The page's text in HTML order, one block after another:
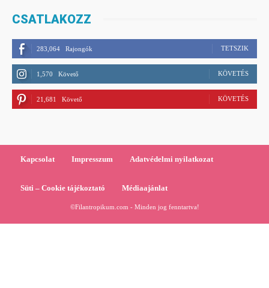
CSATLAKOZZ
283,064 Rajongók TETSZIK
1,570 Követő KÖVETÉS
21,681 Követő KÖVETÉS
Kapcsolat Impresszum Adatvédelmi nyilatkozat
Süti – Cookie tájékoztató Médiaajánlat
©Filantropikum.com - Minden jog fenntartva!